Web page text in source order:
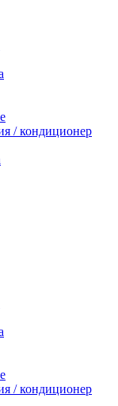
/ кондиционер
/ кондиционер